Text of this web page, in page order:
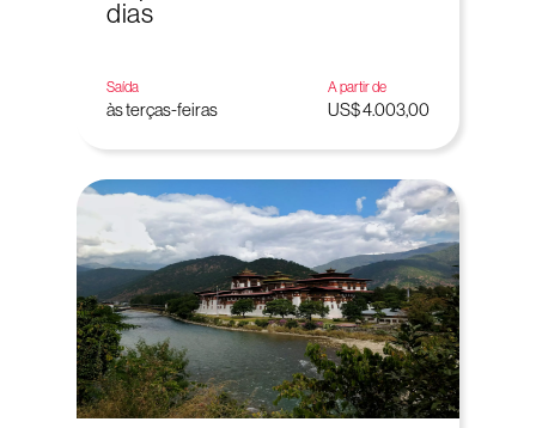
dias
Saída
às terças-feiras
A partir de
US$ 4.003,00